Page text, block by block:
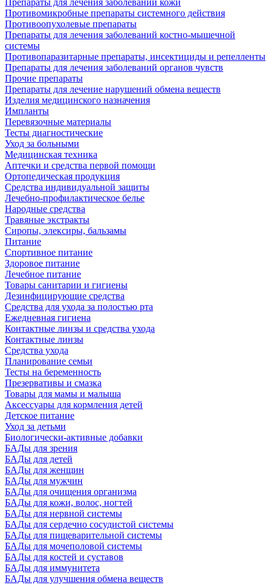
Препараты для лечения заболеваний кожи
Противомикробные препараты системного действия
Противоопухолевые препараты
Препараты для лечения заболеваний костно-мышечной
системы
Противопаразитарные препараты, инсектициды и репелленты
Препараты для лечения заболеваний органов чувств
Прочие препараты
Препараты для лечение нарушений обмена веществ
Изделия медицинского назначения
Импланты
Перевязочные материалы
Тесты диагностические
Уход за больными
Медицинская техника
Аптечки и средства первой помощи
Ортопедическая продукция
Средства индивидуальной защиты
Лечебно-профилактическое белье
Народные средства
Травяные экстракты
Сиропы, элексиры, бальзамы
Питание
Спортивное питание
Здоровое питание
Лечебное питание
Товары санитарии и гигиены
Дезинфицирующие средства
Средства для ухода за полостью рта
Ежедневная гигиена
Контактные линзы и средства ухода
Контактные линзы
Средства ухода
Планирование семьи
Тесты на беременность
Презервативы и смазка
Товары для мамы и малыша
Аксессуары для кормления детей
Детское питание
Уход за детьми
Биологически-активные добавки
БАДы для зрения
БАДы для детей
БАДы для женщин
БАДы для мужчин
БАДы для очищения организма
БАДы для кожи, волос, ногтей
БАДы для нервной системы
БАДы для сердечно сосудистой системы
БАДы для пищеварительной системы
БАДы для мочеполовой системы
БАДы для костей и суставов
БАДы для иммунитета
БАДы для улучшения обмена веществ